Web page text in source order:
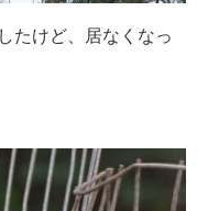
たけど、居なくなっ